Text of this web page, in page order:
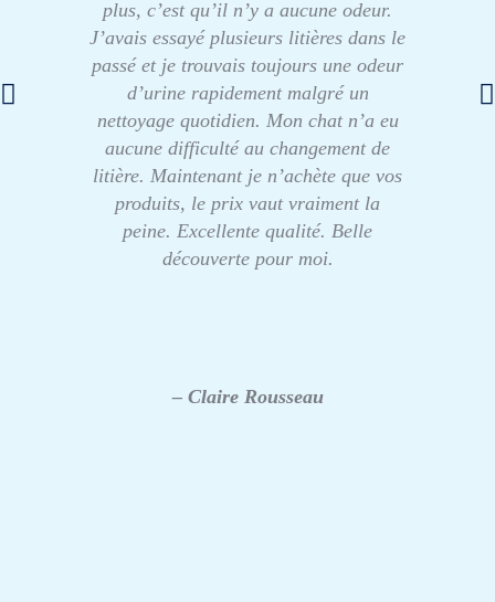
plus, c’est qu’il n’y a aucune odeur.
J’avais essayé plusieurs litières dans le
passé et je trouvais toujours une odeur
d’urine rapidement malgré un
nettoyage quotidien. Mon chat n’a eu
aucune difficulté au changement de
litière. Maintenant je n’achète que vos
produits, le prix vaut vraiment la
peine. Excellente qualité. Belle
découverte pour moi.
– Claire Rousseau